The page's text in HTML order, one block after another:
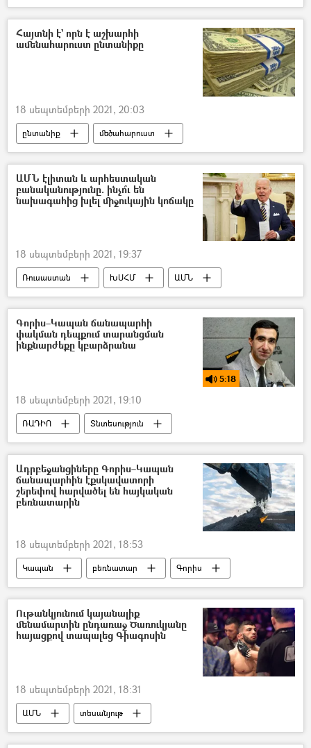
Ֆրանսիա
Նախագահ
Մտքերի գագաթնաժողով
Հայտնի է` որն է աշխարհի
ամենահարուստ ընտանիքը
18 սեպտեմբերի 2021, 20:03
ընտանիք
մեծահարուստ
վարկանիշ
Մարս
ԱՄՆ էլիտան և արհեստական
բանականությունը. ինչո՞ւ են
նախագահից խլել միջուկային կոճակը
18 սեպտեմբերի 2021, 19:37
Ռուսաստան ԽՍՀՄ
ԱՄՆ
Զենք
արհեստական բանականություն
Գորիս–Կապան ճանապարհի
փակման դեպքում տարանցման
ինքնարժեքը կբարձրանա
5:18
18 սեպտեմբերի 2021, 19:10
ՌԱԴԻՈ
Տնտեսություն
Հայաստան–Իրան գործակցություն
Իրանի Իսլամական Հանրապետություն
Կապան
Ճանապարհ
թանկացում
Գորիս
Ադրբեջանցիները Գորիս–Կապան
ճանապարհին էքսկավատորի
շերեփով հարվածել են հայկական
բեռնատարին
18 սեպտեմբերի 2021, 18:53
Կապան բեռնատար
Գորիս
Հայաստան
ադրբեջանցի
բեռնափոխադրում
Ճանապարհ
Ութանկյունում կայանալիք
մենամարտին ընդառաջ Ծառուկյանը
հայացքով տապալեց Գիագոսին
18 սեպտեմբերի 2021, 18:31
ԱՄՆ
տեսանյութ
Արման Ծառուկյան
մենամարտ